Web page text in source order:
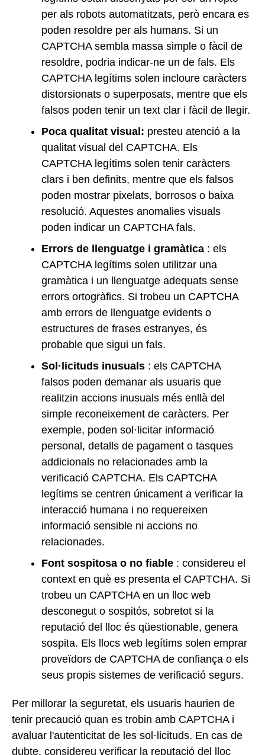
per als robots automatitzats, però encara es
poden resoldre per als humans. Si un
CAPTCHA sembla massa simple o fàcil de
resoldre, podria indicar-ne un de fals. Els
CAPTCHA legítims solen incloure caràcters
distorsionats o superposats, mentre que els
falsos poden tenir un text clar i fàcil de llegir.
Poca qualitat visual: presteu atenció a la
qualitat visual del CAPTCHA. Els
CAPTCHA legítims solen tenir caràcters
clars i ben definits, mentre que els falsos
poden mostrar pixelats, borrosos o baixa
resolució. Aquestes anomalies visuals
poden indicar un CAPTCHA fals.
Errors de llenguatge i gramàtica : els
CAPTCHA legítims solen utilitzar una
gramàtica i un llenguatge adequats sense
errors ortogràfics. Si trobeu un CAPTCHA
amb errors de llenguatge evidents o
estructures de frases estranyes, és
probable que sigui un fals.
Sol·licituds inusuals : els CAPTCHA
falsos poden demanar als usuaris que
realitzin accions inusuals més enllà del
simple reconeixement de caràcters. Per
exemple, poden sol·licitar informació
personal, detalls de pagament o tasques
addicionals no relacionades amb la
verificació CAPTCHA. Els CAPTCHA
legítims se centren únicament a verificar la
interacció humana i no requereixen
informació sensible ni accions no
relacionades.
Font sospitosa o no fiable : considereu el
context en què es presenta el CAPTCHA. Si
trobeu un CAPTCHA en un lloc web
desconegut o sospitós, sobretot si la
reputació del lloc és qüestionable, genera
sospita. Els llocs web legítims solen emprar
proveïdors de CAPTCHA de confiança o els
seus propis sistemes de verificació segurs.
Per millorar la seguretat, els usuaris haurien de
tenir precaució quan es trobin amb CAPTCHA i
avaluar l'autenticitat de les sol·licituds. En cas de
dubte, considereu verificar la reputació del lloc